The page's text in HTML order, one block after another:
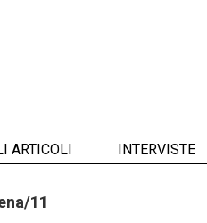
ARTICOLI INTERVISTE
11